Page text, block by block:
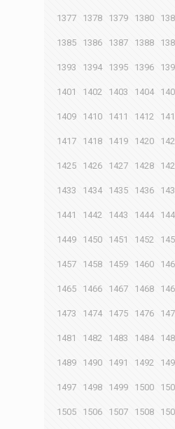
1377 1378 1379 1380
1385 1386 1387 1388
1393 1394 1395 1396
1401 1402 1403 1404
1409 1410 1411 1412
1417 1418 1419 1420
1425 1426 1427 1428
1433 1434 1435 1436
1441 1442 1443 1444
1449 1450 1451 1452
1457 1458 1459 1460
1465 1466 1467 1468
1473 1474 1475 1476
1481 1482 1483 1484
1489 1490 1491 1492
1497 1498 1499 1500
1505 1506 1507 1508